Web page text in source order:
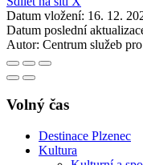
Datum vložení: 16. 12.
Datum poslední
Autor: Centrum služeb
Volný čas
Destinace Plzenec
Kultura